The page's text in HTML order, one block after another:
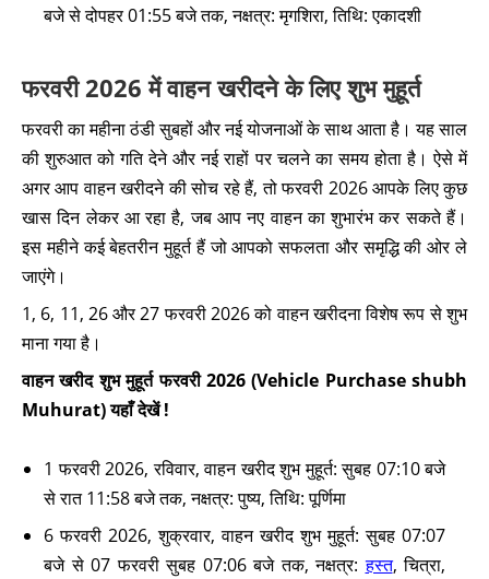
बजे से दोपहर 01:55 बजे तक, नक्षत्र: मृगशिरा, तिथि: एकादशी
फरवरी 2026 में वाहन खरीदने के लिए शुभ मुहूर्त
फरवरी का महीना ठंडी सुबहों और नई योजनाओं के साथ आता है। यह साल
की शुरुआत को गति देने और नई राहों पर चलने का समय होता है। ऐसे में
अगर आप वाहन खरीदने की सोच रहे हैं, तो फरवरी 2026 आपके लिए कुछ
खास दिन लेकर आ रहा है, जब आप नए वाहन का शुभारंभ कर सकते हैं।
इस महीने कई बेहतरीन मुहूर्त हैं जो आपको सफलता और समृद्धि की ओर ले
जाएंगे।
1, 6, 11, 26 और 27 फरवरी 2026 को वाहन खरीदना विशेष रूप से शुभ
माना गया है।
वाहन खरीद शुभ मुहूर्त फरवरी 2026 (Vehicle Purchase shubh
Muhurat) यहाँ देखें !
1 फरवरी 2026, रविवार, वाहन खरीद शुभ मुहूर्त: सुबह 07:10 बजे
से रात 11:58 बजे तक, नक्षत्र: पुष्य, तिथि: पूर्णिमा
6 फरवरी 2026, शुक्रवार, वाहन खरीद शुभ मुहूर्त: सुबह 07:07
बजे से 07 फरवरी सुबह 07:06 बजे तक, नक्षत्र:हस्त, चित्रा,